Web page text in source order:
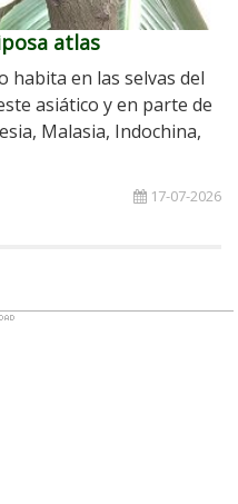
atlas
habita en las selvas del
asiático y en parte de
Malasia, Indochina,
17-07-2026